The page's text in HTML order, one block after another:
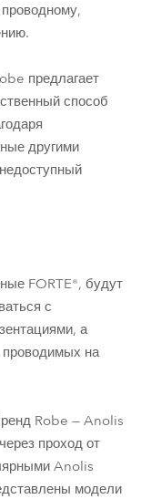
предлагает
способ
другими
FORTE®, будут
с
а
проводимых на
Robe — Anolis
проход от
Anolis
модели